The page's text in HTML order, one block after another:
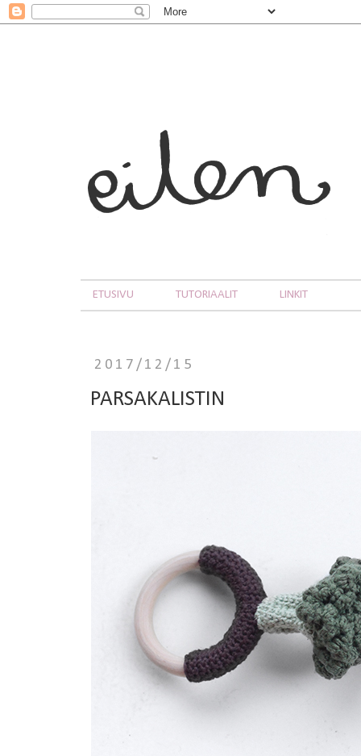
ETUSIVU TUTORIAALIT LINKIT
2017/12/15
PARSAKALISTIN